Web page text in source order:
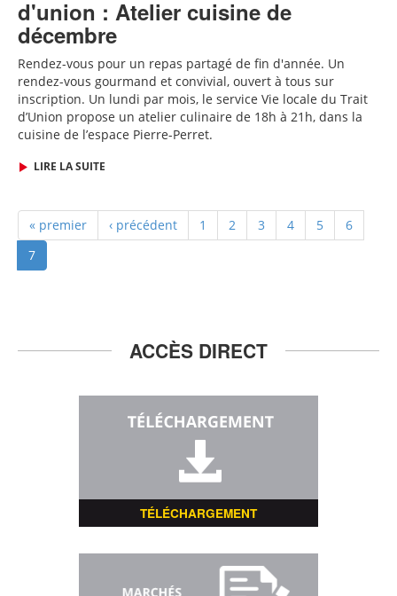
d'union : Atelier cuisine de
décembre
Rendez-vous pour un repas partagé de fin d'année. Un
rendez-vous gourmand et convivial, ouvert à tous sur
inscription. Un lundi par mois, le service Vie locale du Trait
d’Union propose un atelier culinaire de 18h à 21h, dans la
cuisine de l’espace Pierre-Perret.
LIRE LA SUITE
« premier ‹ précédent 1 2 3 4 5
6
7
ACCÈS DIRECT
TÉLÉCHARGEMENT